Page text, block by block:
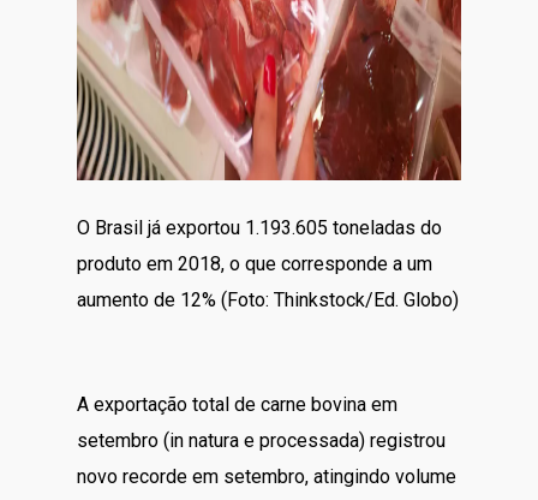
O Brasil já exportou 1.193.605 toneladas do
produto em 2018, o que corresponde a um
aumento de 12% (Foto: Thinkstock/Ed. Globo)
A exportação total de carne bovina em
setembro (in natura e processada) registrou
novo recorde em setembro, atingindo volume